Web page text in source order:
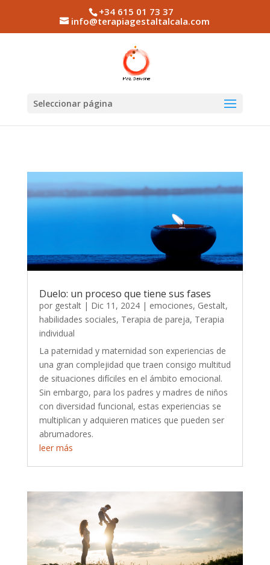
+34 615 01 73 37
info@terapiagestaltalcala.com
Seleccionar página
Duelo: un proceso que tiene sus fases
por gestalt| Dic 11, 2024| emociones, Gestalt,
habilidades sociales, Terapia de pareja, Terapia
individual
La paternidad y maternidad son experiencias de
una gran complejidad que traen consigo multitud
de situaciones difíciles en el ámbito emocional.
Sin embargo, para los padres y madres de niños
con diversidad funcional, estas experiencias se
multiplican y adquieren matices que pueden ser
abrumadores.
leer más